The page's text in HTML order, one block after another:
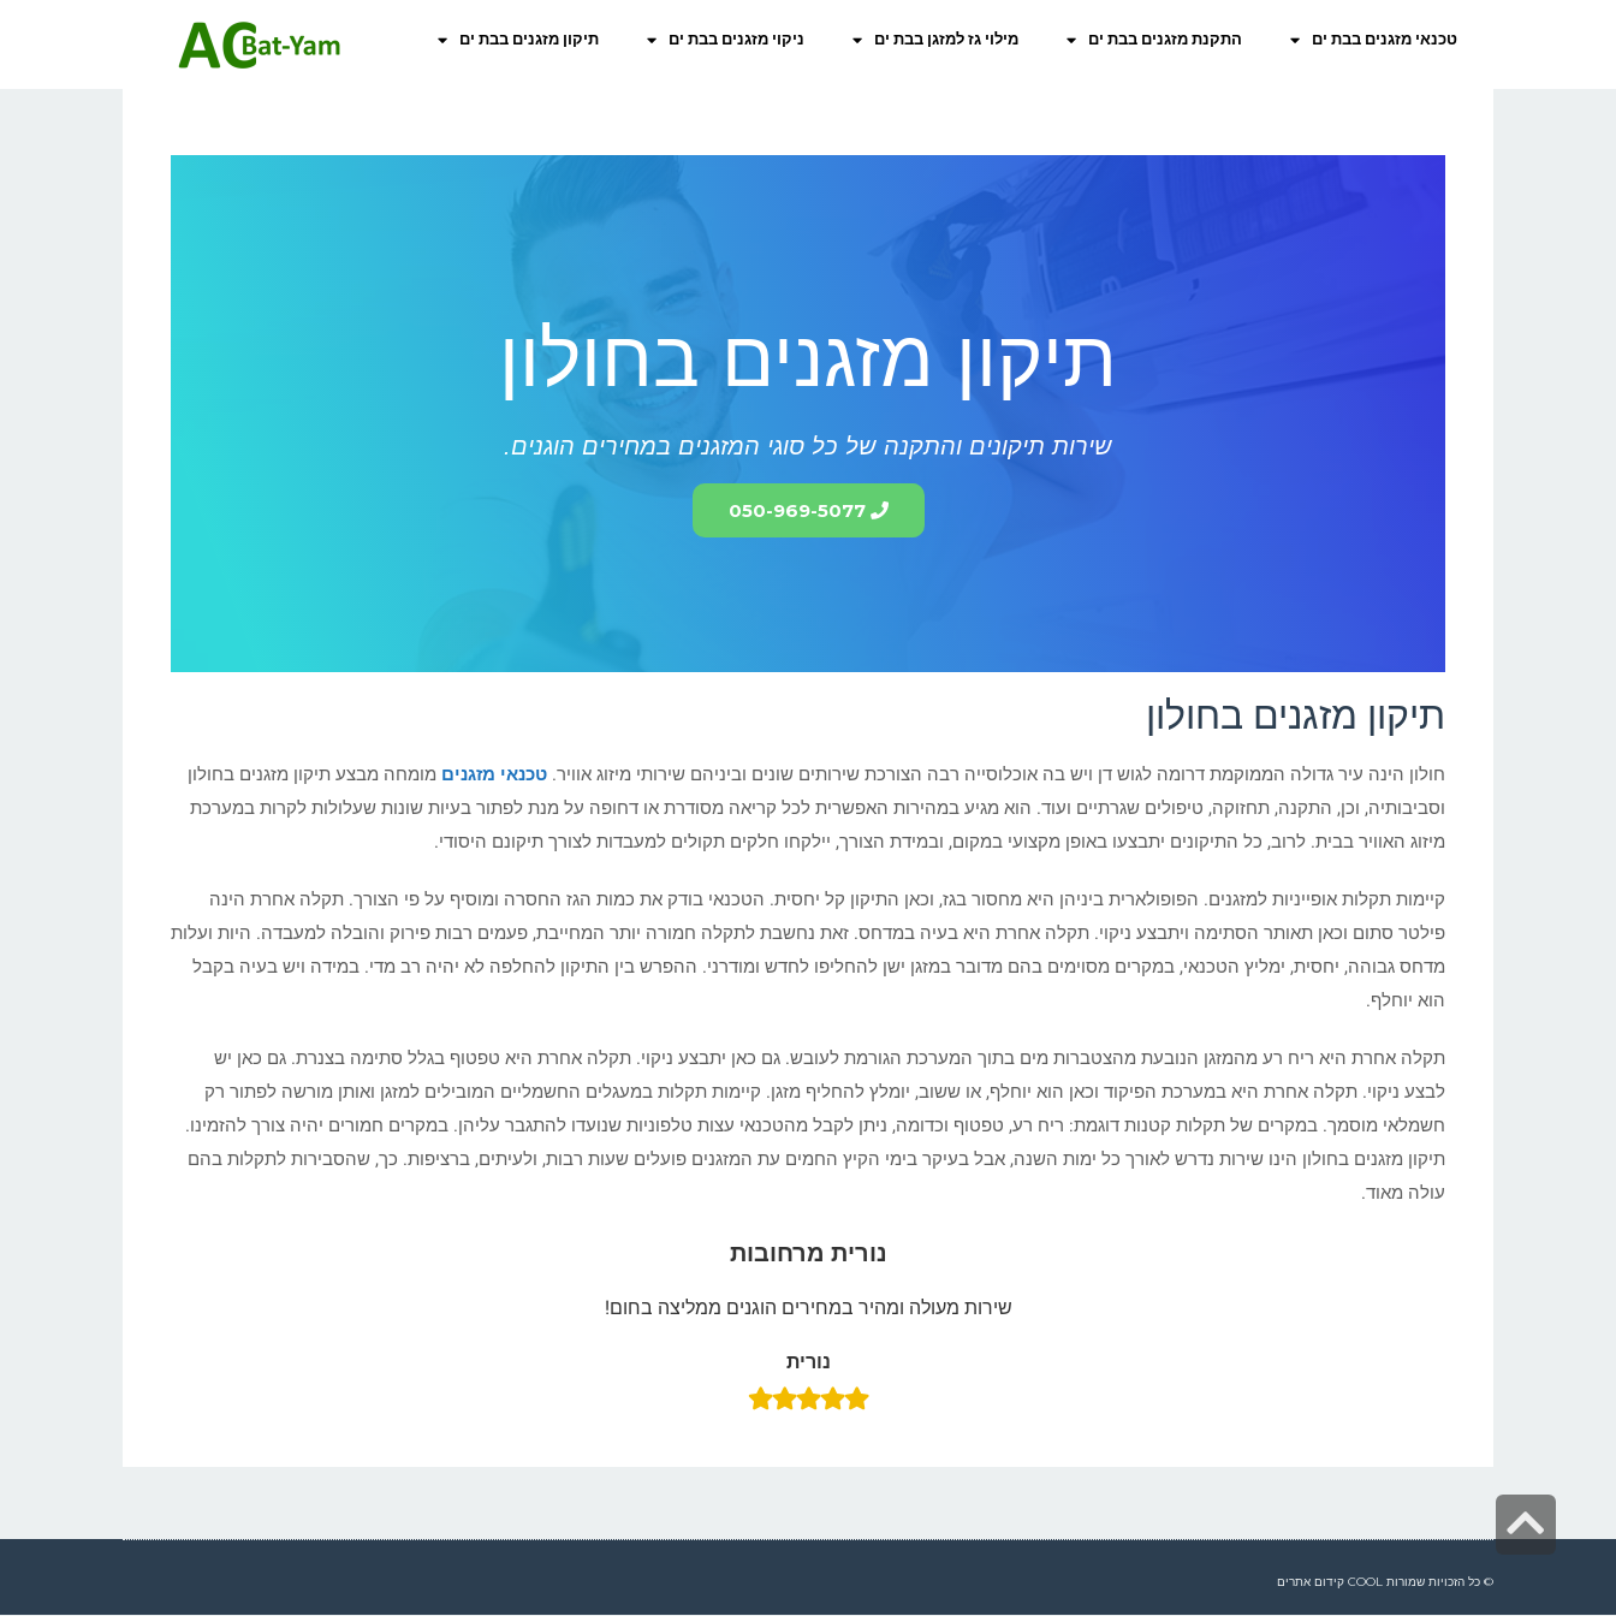
טכנאי מזגנים בבת ים התקנת מזגנים בבת ים מילוי גז למזגן בבת ים ניקוי מזגנים בבת ים תיקון מזגנים בבת ים
תיקון מזגנים בחולון
שירות תיקונים והתקנה של כל סוגי המזגנים במחירים הוגנים.
050-969-5077
תיקון מזגנים בחולון
חולון הינה עיר גדולה הממוקמת דרומה לגוש דן ויש בה אוכלוסייה רבה הצורכת שירותים שונים וביניהם שירותי מיזוג אוויר. טכנאי מזגנים מומחה מבצע תיקון מזגנים בחולון
וסביבותיה, וכן, התקנה, תחזוקה, טיפולים שגרתיים ועוד. הוא מגיע במהירות האפשרית לכל קריאה מסודרת או דחופה על מנת לפתור בעיות שונות שעלולות לקרות במערכת
מיזוג האוויר בבית. לרוב, כל התיקונים יתבצעו באופן מקצועי במקום, ובמידת הצורך, יילקחו חלקים תקולים למעבדות לצורך תיקונם היסודי.
קיימות תקלות אופייניות למזגנים. הפופולארית ביניהן היא מחסור בגז, וכאן התיקון קל יחסית. הטכנאי בודק את כמות הגז החסרה ומוסיף על פי הצורך. תקלה אחרת הינה
פילטר סתום וכאן תאותר הסתימה ויתבצע ניקוי. תקלה אחרת היא בעיה במדחס. זאת נחשבת לתקלה חמורה יותר המחייבת, פעמים רבות פירוק והובלה למעבדה. היות ועלות
מדחס גבוהה, יחסית, ימליץ הטכנאי, במקרים מסוימים בהם מדובר במזגן ישן להחליפו לחדש ומודרני. ההפרש בין התיקון להחלפה לא יהיה רב מדי. במידה ויש בעיה בקבל
הוא יוחלף.
תקלה אחרת היא ריח רע מהמזגן הנובעת מהצטברות מים בתוך המערכת הגורמת לעובש. גם כאן יתבצע ניקוי. תקלה אחרת היא טפטוף בגלל סתימה בצנרת. גם כאן יש
לבצע ניקוי. תקלה אחרת היא במערכת הפיקוד וכאן הוא יוחלף, או ששוב, יומלץ להחליף מזגן. קיימות תקלות במעגלים החשמליים המובילים למזגן ואותן מורשה לפתור רק
חשמלאי מוסמך. במקרים של תקלות קטנות דוגמת: ריח רע, טפטוף וכדומה, ניתן לקבל מהטכנאי עצות טלפוניות שנועדו להתגבר עליהן. במקרים חמורים יהיה צורך להזמינו.
תיקון מזגנים בחולון הינו שירות נדרש לאורך כל ימות השנה, אבל בעיקר בימי הקיץ החמים עת המזגנים פועלים שעות רבות, ולעיתים, ברציפות. כך, שהסבירות לתקלות בהם
עולה מאוד.
נורית מרחובות
שירות מעולה ומהיר במחירים הוגנים ממליצה בחום!
נורית
© כל הזכויות שמורות COOL קידום אתרים
גלילה
לראש